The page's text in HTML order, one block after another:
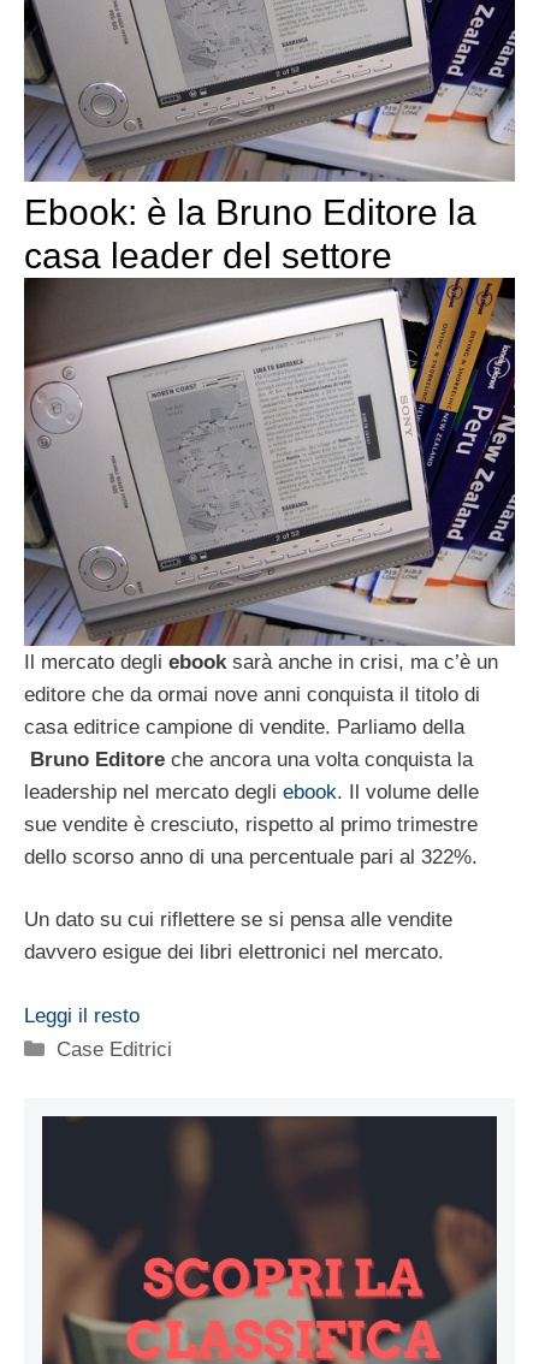
Ebook: è la Bruno Editore la
casa leader del settore
Il mercato degli ebooksarà anche in crisi, ma c’è un
editore che da ormai nove anni conquista il titolo di
casa editrice campione di vendite. Parliamo della
Bruno Editore che ancora una volta conquista la
leadership nel mercato degli ebook. Il volume delle
sue vendite è cresciuto, rispetto al primo trimestre
dello scorso anno di una percentuale pari al 322%.
Un dato su cui riflettere se si pensa alle vendite
davvero esigue dei libri elettronici nel mercato.
Leggi il resto
Categorie
Case Editrici